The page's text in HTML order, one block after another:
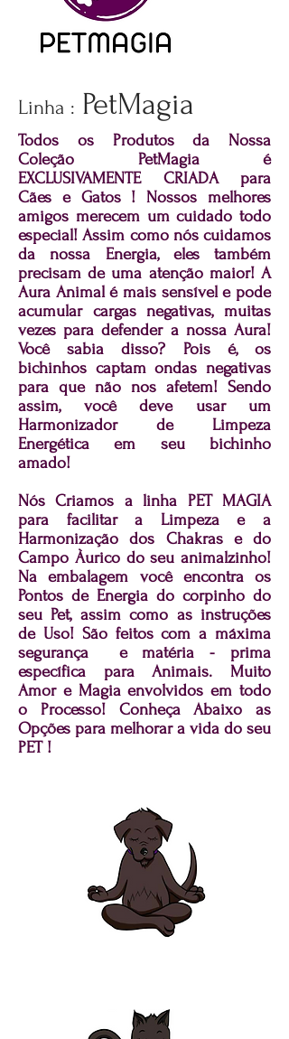
Linha : PetMagia
Todos os Produtos da Nossa
Coleção PetMagia é
EXCLUSIVAMENTE CRIADA para
Cães e Gatos ! Nossos melhores
amigos merecem um cuidado todo
especial! Assim como nós cuidamos
da nossa Energia, eles também
precisam de uma atenção maior! A
Aura Animal é mais sensível e pode
acumular cargas negativas, muitas
vezes para defender a nossa Aura!
Você sabia disso? Pois é, os
bichinhos captam ondas negativas
para que não nos afetem! Sendo
assim, você deve usar um
Harmonizador de Limpeza
Energética em seu bichinho
amado!
Nós Criamos a linha PET MAGIA
para facilitar a Limpeza e a
Harmonização dos Chakras e do
Campo Àurico do seu animalzinho!
Na embalagem você encontra os
Pontos de Energia do corpinho do
seu Pet, assim como as instruções
de Uso! São feitos com a máxima
segurança e matéria - prima
específica para Animais. Muito
Amor e Magia envolvidos em todo
o Processo! Conheça Abaixo as
Opções para melhorar a vida do seu
PET !